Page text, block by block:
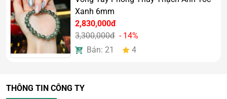
Xanh 6mm
2,830,000đ
3,300,000đ - 14%
Bán: 21
4
THÔNG TIN CÔNG TY